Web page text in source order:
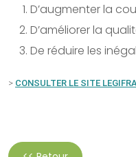
D’augmenter la
D’améliorer la
De réduire les
> CONSULTER LE SITE